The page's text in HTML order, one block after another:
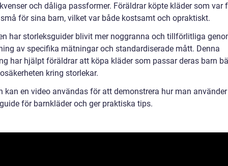
och dåliga passformer. Föräldrar köpte kläder som var
för sina barn, vilket var både kostsamt och opraktiskt.
har storleksguider blivit mer noggranna och tillförlitliga
av specifika mätningar och standardiserade mått. Denna
har hjälpt föräldrar att köpa kläder som passar deras barn
kring storlekar.
kan en video användas för att demonstrera hur man
för barnkläder och ger praktiska tips.